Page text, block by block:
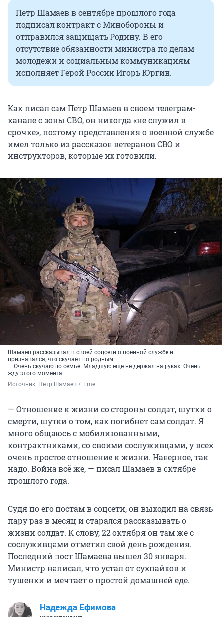
Петр Шамаев в сентябре прошлого года
подписал контракт с Минобороны и
отправился защищать Родину. В его
отсутствие обязанности министра по делам
молодежи и социальным коммуникациям
исполняет Герой России Игорь Юргин.
Как писал сам Петр Шамаев в своем телеграм-
канале с зоны СВО, он никогда «не служил в
срочке», поэтому представления о военной службе
имел только из рассказов ветеранов СВО и
инструкторов, которые их готовили.
Шамаев рассказывал в своей соцсети о военной службе и
признавался, что скучает по родным.
— Очень скучаю по семье. Младшую еще не держал на руках. Очень
жду этого момента.
Источник: Петр Шамаев / T.me
— Отношение к жизни со стороны солдат, шутки о
смерти, шутки о том, как погибнет сам солдат. Я
много общаюсь с мобилизованными,
контрактниками, со своими сослуживцами, у всех
очень простое отношение к жизни. Наверное, так
надо. Война всё же, — писал Шамаев в октябре
прошлого года.
Судя по его постам в соцсети, он выходил на связь
пару раз в месяц и старался рассказывать о
жизни солдат. К слову, 22 октября он там же с
сослуживцами отметил свой день рождения.
Последний пост Шамаева вышел 30 января.
Министр написал, что устал от сухпайков и
тушенки и мечтает о простой домашней еде.
Надежда Ефимова